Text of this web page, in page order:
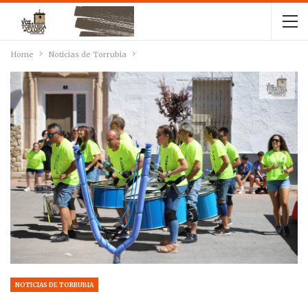
Home Noticias de Torrubia
NOTICIAS DE TORRUBIA